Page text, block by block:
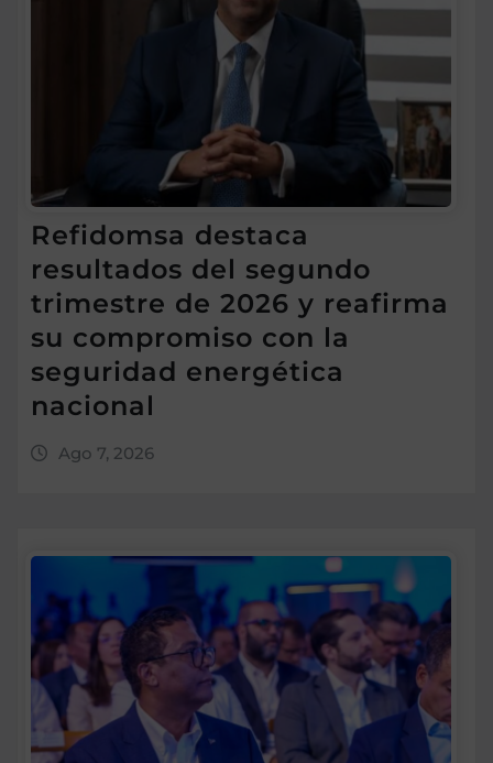
Refidomsa destaca
resultados del segundo
trimestre de 2026 y reafirma
su compromiso con la
seguridad energética
nacional
Ago 7, 2026